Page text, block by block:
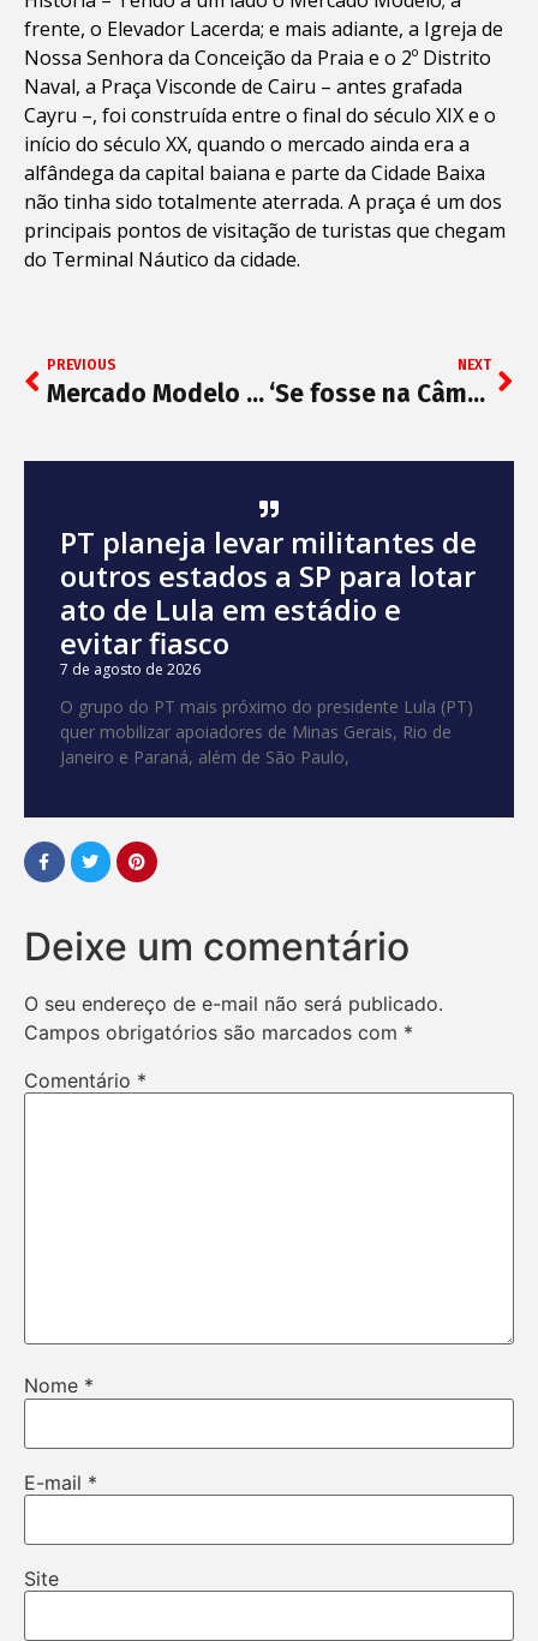
frente, o Elevador Lacerda; e mais adiante, a Igreja de
Nossa Senhora da Conceição da Praia e o 2º Distrito
Naval, a Praça Visconde de Cairu – antes grafada
Cayru –, foi construída entre o final do século XIX e o
início do século XX, quando o mercado ainda era a
alfândega da capital baiana e parte da Cidade Baixa
não tinha sido totalmente aterrada. A praça é um dos
principais pontos de visitação de turistas que chegam
do Terminal Náutico da cidade.
PREVIOUS
Mercado Modelo tem movimento tranquilo durante a reabertura
NEXT
‘Se fosse na Câmara não passaria’, diz líder do governo sobre articulação para derrubar PEC na AL-BA
PT planeja levar militantes de
outros estados a SP para lotar
ato de Lula em estádio e
evitar fiasco
7 de agosto de 2026
O grupo do PT mais próximo do presidente Lula (PT)
quer mobilizar apoiadores de Minas Gerais, Rio de
Janeiro e Paraná, além de São Paulo,
Deixe um comentário
O seu endereço de e-mail não será publicado.
Campos obrigatórios são marcados com *
Comentário *
Nome *
E-mail *
Site